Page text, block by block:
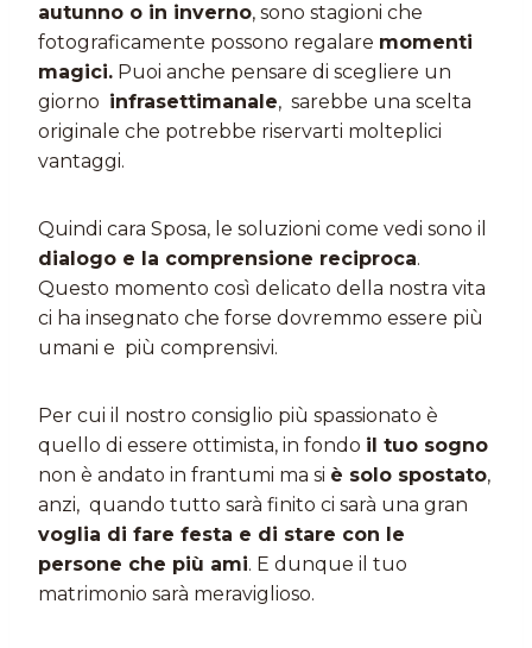
autunno o in inverno, sono stagioni che
fotograficamente possono regalare momenti
magici. Puoi anche pensare di scegliere un
giorno infrasettimanale, sarebbe una scelta
originale che potrebbe riservarti molteplici
vantaggi.
Quindi cara Sposa, le soluzioni come vedi sono il
dialogo e la comprensione reciproca.
Questo momento così delicato della nostra vita
ci ha insegnato che forse dovremmo essere più
umani e più comprensivi.
Per cui il nostro consiglio più spassionato è
quello di essere ottimista, in fondo il tuo sogno
non è andato in frantumi ma si è solo spostato,
anzi, quando tutto sarà finito ci sarà una gran
voglia di fare festa e di stare con le
persone che più ami. E dunque il tuo
matrimonio sarà meraviglioso.